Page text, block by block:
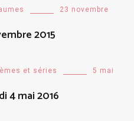
23 novembre
2015
et séries
5 mai
4 mai 2016